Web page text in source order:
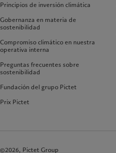
Principios de inversión climática
Gobernanza en materia de
sostenibilidad
Compromiso climático en nuestra
operativa interna
Preguntas frecuentes sobre
sostenibilidad
Fundación del grupo Pictet
Prix Pictet
©2026, Pictet Group